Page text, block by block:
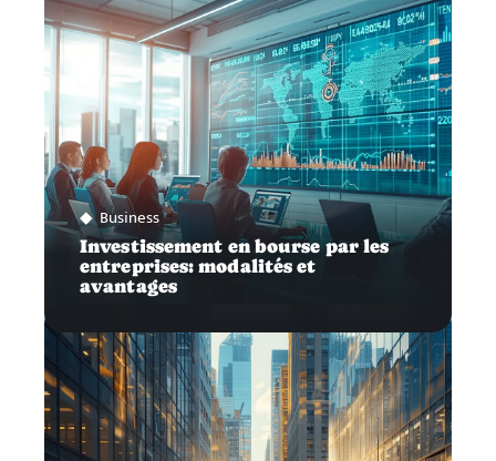
Business
Investissement en bourse par les
entreprises: modalités et
avantages